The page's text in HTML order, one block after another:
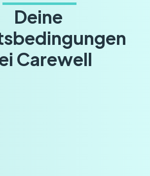
Deine
Carewell